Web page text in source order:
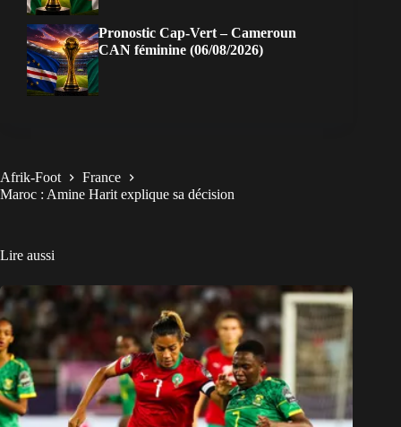
Pronostic Cap-Vert – Cameroun
CAN féminine (06/08/2026)
Afrik-Foot
France
Maroc : Amine Harit explique sa décision
Lire aussi